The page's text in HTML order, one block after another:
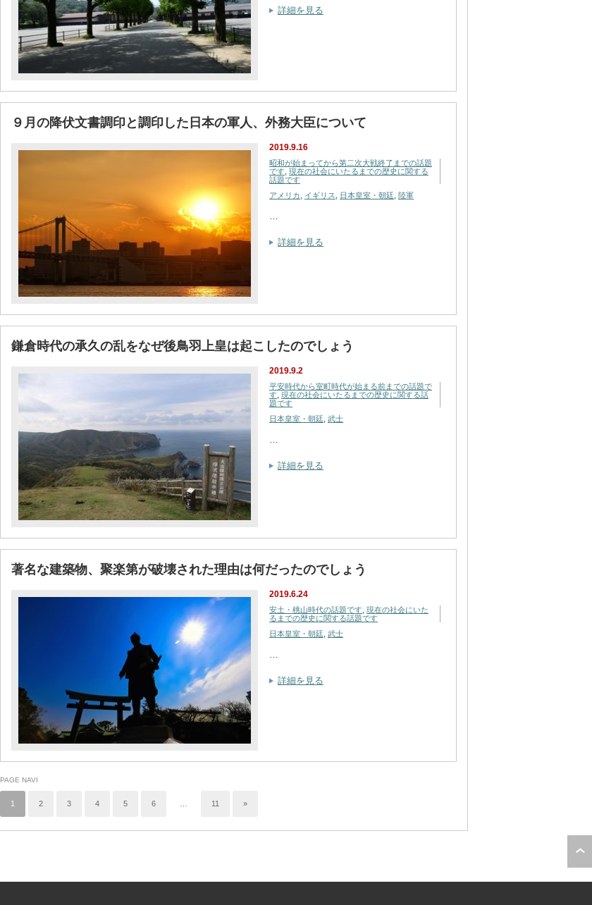
詳細を見る
９月の降伏文書調印と調印した日本の軍人、外務大臣について
2019.9.16
昭和が始まってから第二次大戦終了までの話題
です 現在の社会にいたるまでの歴史に関する
話題です
アメリカ
イギリス 日本皇室・朝廷 陸軍
…
詳細を見る
鎌倉時代の承久の乱をなぜ後鳥羽上皇は起こしたのでしょう
2019.9.2
平安時代から室町時代が始まる前までの話題で
す 現在の社会にいたるまでの歴史に関する話
題です
日本皇室・朝廷 武士
…
詳細を見る
著名な建築物、聚楽第が破壊された理由は何だったのでしょう
2019.6.24
安土・桃山時代の話題です 現在の社会にいた
るまでの歴史に関する話題です
日本皇室・朝廷 武士
…
詳細を見る
PAGE NAVI
1 2 3 4 5 6 11 »